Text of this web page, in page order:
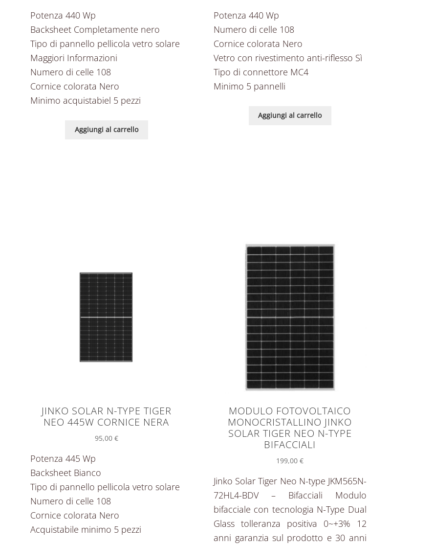
Potenza 440 Wp
Backsheet Completamente nero
Tipo di pannello pellicola vetro solare
Maggiori Informazioni
Numero di celle 108
Cornice colorata Nero
Minimo acquistabiel 5 pezzi
Aggiungi al carrello
Potenza 440 Wp
Numero di celle 108
Cornice colorata Nero
Vetro con rivestimento anti-riflesso Sì
Tipo di connettore MC4
Minimo 5 pannelli
Aggiungi al carrello
JINKO SOLAR N-TYPE TIGER
NEO 445W CORNICE NERA
95,00 €
Potenza 445 Wp
Backsheet Bianco
Tipo di pannello pellicola vetro solare
Numero di celle 108
Cornice colorata Nero
Acquistabile minimo 5 pezzi
MODULO FOTOVOLTAICO
MONOCRISTALLINO JINKO
SOLAR TIGER NEO N-TYPE
BIFACCIALI
199,00€
Jinko Solar Tiger Neo N-type JKM565N-
72HL4-BDV – Bifacciali Modulo
bifacciale con tecnologia N-Type Dual
Glass tolleranza positiva 0~+3% 12
anni garanzia sul prodotto e 30 anni